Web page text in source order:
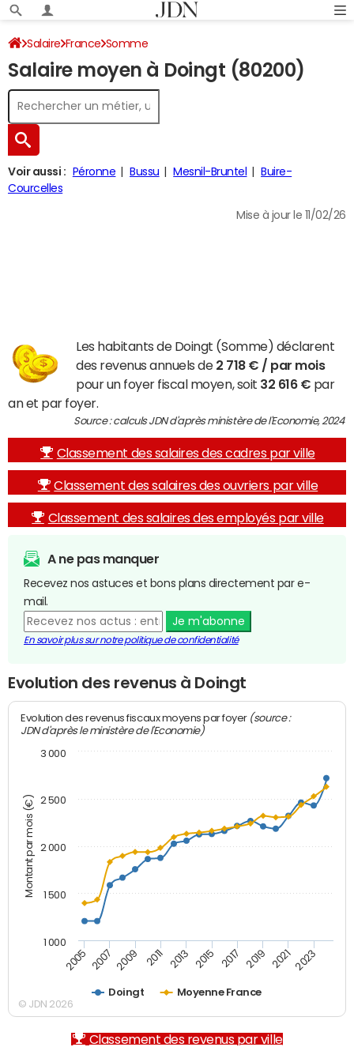
Salaire France Somme
Salaire moyen à Doingt (80200)
Voir aussi : Péronne Bussu Mesnil-Bruntel
Buire-
Courcelles
Mise à jour le 11/02/26
Les habitants de Doingt (Somme) déclarent
des revenus annuels de 2 718 € / par mois
pour un foyer fiscal moyen, soit 32 616 € par
an et par foyer.
Source : calculs JDN d'après ministère de l'Economie, 2024
Classement des salaires des cadres par ville
Classement des salaires des ouvriers par ville
Classement des salaires des employés par ville
A ne pas manquer
Recevez nos astuces et bons plans directement par e-
mail.
Je m'abonne
En savoir plus sur notre politique de confidentialité
Evolution des revenus à Doingt
Montant par mois (€)
Evolution des revenus fiscaux moyens par foyer (source :
JDN d'après le ministère de l'Economie)
Doingt Moyenne France
2005 2007 2009 2011 2013 2015 2017 2019 2021 2023
1 000
1 500
2 000
2 500
3 000
© JDN 2026
Classement des revenus par ville